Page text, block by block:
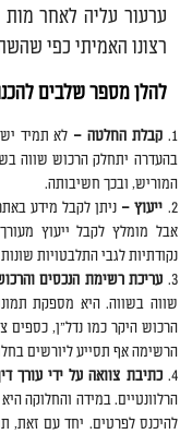
ערעור עליה לאחר
רצונו האמיתי כפי
להלן מספר שלבים
קבלת החלטה – לא תמיד יש
בהעדרה יתחלק הרכוש שווה
המוריש, ובכך חשיבותה.
ייעוץ – ניתן לקבל מידע
אבל מומלץ לקבל ייעוץ
נקודתיות לגבי התלבטויות
עריכת רשימת הנכסים
שווה בשווה. היא מספקת
הרכוש היקר כמו נדל"ן, כספים
הרשימה אף תסייע ליורשים
כתיבת צוואה על ידי עורך
הרלוונטיים. במידה והחלוקה
להיכנס לפרטים. יחד עם זאת,